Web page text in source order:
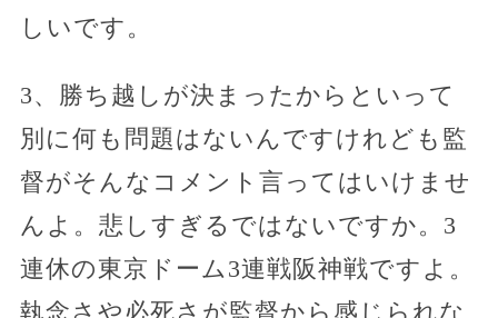
しいです。
3、勝ち越しが決まったからといって
別に何も問題はないんですけれども監
督がそんなコメント言ってはいけませ
んよ。悲しすぎるではないですか。3
連休の東京ドーム3連戦阪神戦ですよ。
執念さや必死さが監督から感じられな